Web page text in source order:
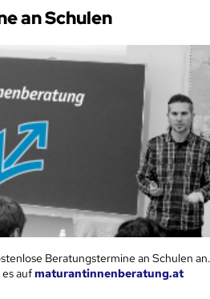
an Schulen
Beratungstermine an Schulen
aufmaturantinnenberatung.at